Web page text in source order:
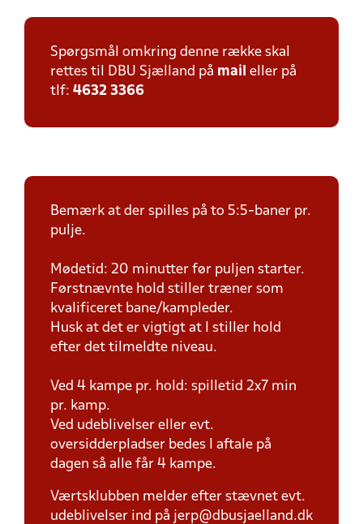
Spørgsmål omkring denne række skal
rettes til DBU Sjælland på mail eller på
tlf: 4632 3366
Bemærk at der spilles på to 5:5-baner pr.
pulje.
Mødetid: 20 minutter før puljen starter.
Førstnævnte hold stiller træner som
kvalificeret bane/kampleder.
Husk at det er vigtigt at I stiller hold
efter det tilmeldte niveau.
Ved 4 kampe pr. hold: spilletid 2x7 min
pr. kamp.
Ved udeblivelser eller evt.
oversidderpladser bedes I aftale på
dagen så alle får 4 kampe.
Værtsklubben melder efter stævnet evt.
udeblivelser ind på jerp@dbusjaelland.dk